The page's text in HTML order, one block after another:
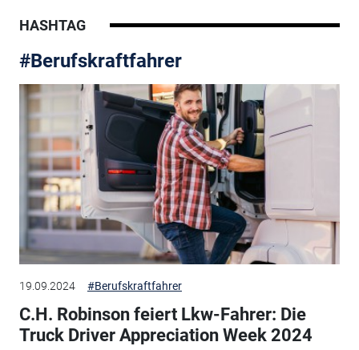
HASHTAG
#Berufskraftfahrer
19.09.2024 #Berufskraftfahrer
C.H. Robinson feiert Lkw-Fahrer: Die
Truck Driver Appreciation Week 2024